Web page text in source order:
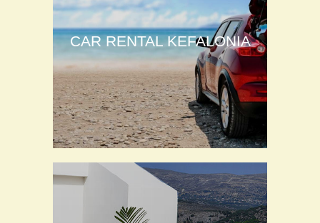
CAR RENTAL KEFALONIA